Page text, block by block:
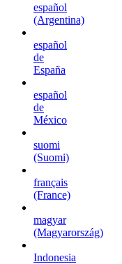
español
(Argentina)
español
de
España
español
de
México
suomi
(Suomi)
français
(France)
magyar
(Magyarország)
Indonesia